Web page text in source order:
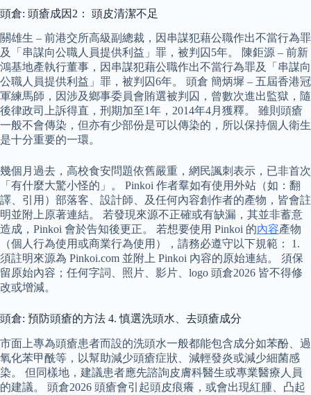
頭倉: 頭瘡成因2： 頭皮清潔不足
關雄生 – 前港交所高級副總裁，因串謀犯藉公職作出不當行為罪
及「串謀向公職人員提供利益」罪，被判囚5年。 陳鉅源 – 前新
鴻基地產執行董事，因串謀犯藉公職作出不當行為罪及「串謀向
公職人員提供利益」罪，被判囚6年。 頭倉 簡炳墀 – 五屆香港冠
軍練馬師，因涉及鄉事委員會賄選被判囚，曾數次進出監獄，隨
後律政司上訴得直，刑期加至1年，2014年4月獲釋。 雖則頭瘡
一般不會傳染，但亦有少部份是可以傳染的，所以保持個人衛生
是十分重要的一環。
幾個月過去，高校食安問題依舊嚴重，網民諷刺表示，已非首次
「有什麼大驚小怪的」。 Pinkoi 作者羣如有使用外站（如：翻
譯、引用）部落客、設計師、及任何內容創作者的產物，皆會註
明並附上原著連結。 若發現來源不正確或有缺漏，其並非蓄意
造成，Pinkoi 會於告知後更正。 若想要使用 Pinkoi 的內容產物
（個人行為使用或商業行為使用），請務必遵守以下規範： 1.
須註明來源為 Pinkoi.com 並附上 Pinkoi 內容的原始連結。 須保
留原始內容；任何字詞、照片、影片、logo 頭倉2026 皆不得修
改或增減。
頭倉: 預防頭瘡的方法 4. 慎選洗頭水、去頭瘡成分
市面上專為頭瘡患者而設的洗頭水一般都能包含成分如苯酚、過
氧化苯甲酰等，以幫助減少頭瘡症狀、減輕發炎或減少細菌感
染。 但同樣地，建議患者應先諮詢皮膚科醫生或專業醫療人員
的建議。 頭倉2026 頭瘡會引起頭皮痕癢，或會出現紅腫、凸起